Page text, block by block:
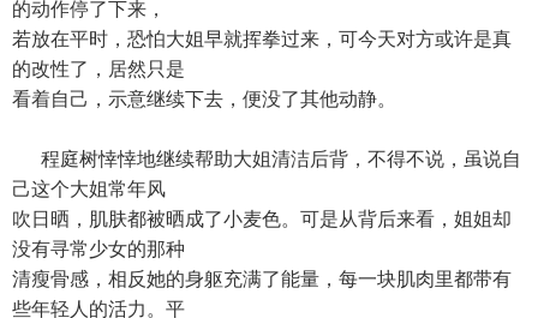
的动作停了下来，
若放在平时，恐怕大姐早就挥拳过来，可今天对方或许是真
的改性了，居然只是
看着自己，示意继续下去，便没了其他动静。
程庭树悻悻地继续帮助大姐清洁后背，不得不说，虽说自
己这个大姐常年风
吹日晒，肌肤都被晒成了小麦色。可是从背后来看，姐姐却
没有寻常少女的那种
清瘦骨感，相反她的身躯充满了能量，每一块肌肉里都带有
些年轻人的活力。平